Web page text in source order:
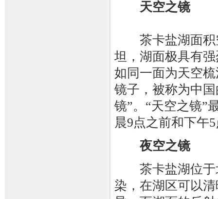
天空之镜
茶卡盐湖面积
坦，湖面极具有
如同一面为天空
镜子，被称为中
镜”。“天空之镜”
晨9点之前和下午
夜空之镜
茶卡盐湖位于
染，在湖区可以